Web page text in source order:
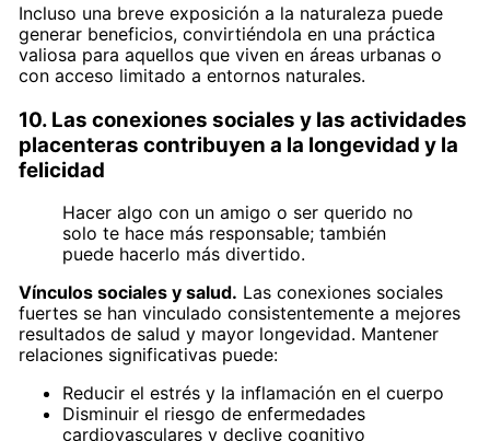
Incluso una breve exposición a la naturaleza puede
generar beneficios, convirtiéndola en una práctica
valiosa para aquellos que viven en áreas urbanas o
con acceso limitado a entornos naturales.
10. Las conexiones sociales y las actividades
placenteras contribuyen a la longevidad y la
felicidad
Hacer algo con un amigo o ser querido no
solo te hace más responsable; también
puede hacerlo más divertido.
Vínculos sociales y salud. Las conexiones sociales
fuertes se han vinculado consistentemente a mejores
resultados de salud y mayor longevidad. Mantener
relaciones significativas puede:
Reducir el estrés y la inflamación en el cuerpo
Disminuir el riesgo de enfermedades
cardiovasculares y declive cognitivo